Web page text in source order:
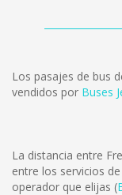
Los pasajes de bus
vendidos por Buses
La distancia entre
entre los servicios
operador que elijas (